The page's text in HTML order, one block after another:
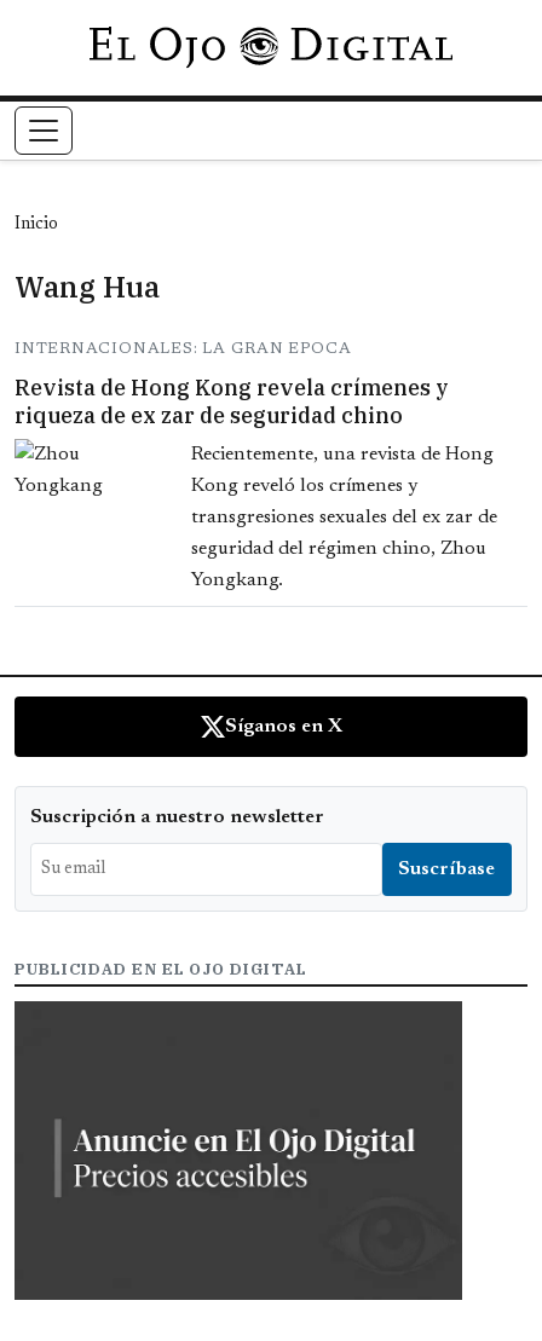
Pasar al contenido principal
Inicio
Wang Hua
INTERNACIONALES: LA GRAN EPOCA
Revista de Hong Kong revela crímenes y
riqueza de ex zar de seguridad chino
Recientemente, una revista de Hong
Kong reveló los crímenes y
transgresiones sexuales del ex zar de
seguridad del régimen chino, Zhou
Yongkang.
Síganos en X
Suscripción a nuestro newsletter
PUBLICIDAD EN EL OJO DIGITAL